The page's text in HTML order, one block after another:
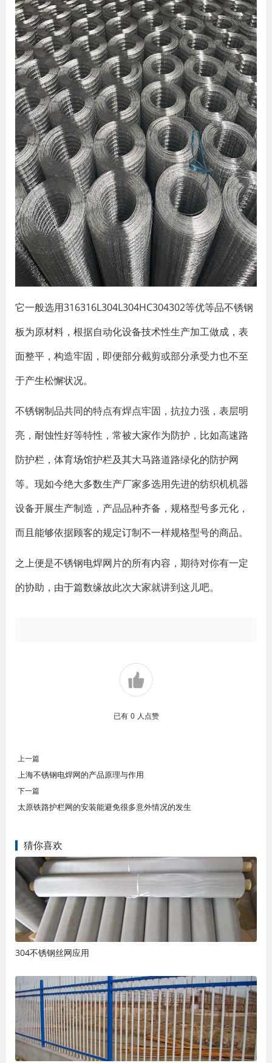
它一般选用316316L304L304HC304302等优等品不锈钢
板为原材料，根据自动化设备技术性生产加工做成，表
面整平，构造牢固，即便部分截剪或部分承受力也不至
于产生松懈状况。
不锈钢制品共同的特点有焊点牢固，抗拉力强，表层明
亮，耐蚀性好等特性，常被大家作为防护，比如高速路
防护栏，体育场馆护栏及其大马路道路绿化的防护网
等。现如今绝大多数生产厂家多选用先进的纺织机机器
设备开展生产制造，产品品种齐备，规格型号多元化，
而且能够依据顾客的规定订制不一样规格型号的商品。
之上便是不锈钢电焊网片的所有内容，期待对你有一定
的协助，由于篇数缘故此次大家就讲到这儿吧。
已有 0 人点赞
上一篇
上海不锈钢电焊网的产品原理与作用
下一篇
太原铁路护栏网的安装能避免很多意外情况的发生
猜你喜欢
304不锈钢丝网应用